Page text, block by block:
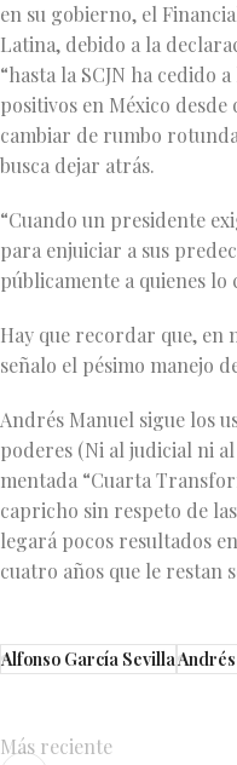
en su gobierno, el
Latina, debido a la
“hasta la SCJN ha cedido
positivos en México
cambiar de rumbo
busca dejar atrás.
“Cuando un presidente
para enjuiciar a sus
públicamente a quienes
Hay que recordar que, en
señalo el pésimo manejo
Andrés Manuel sigue los
poderes (Ni al judicial ni
mentada “Cuarta
capricho sin respeto de
legará pocos resultados
cuatro años que le restan
Alfonso García Sevilla
Más reciente